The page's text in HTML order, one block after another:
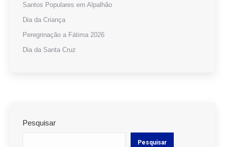
Santos Populares em Alpalhão
Dia da Criança
Peregrinação a Fátima 2026
Dia da Santa Cruz
Pesquisar
Pesquisar